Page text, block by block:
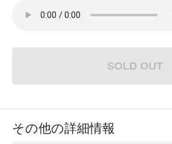
SOLD OUT
その他の詳細情報